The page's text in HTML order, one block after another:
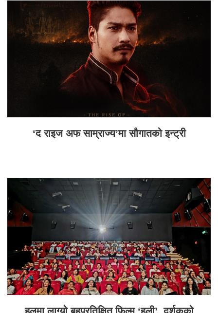
‘द राइज अफ साम्राज्य’मा सौगातको इन्ट्री